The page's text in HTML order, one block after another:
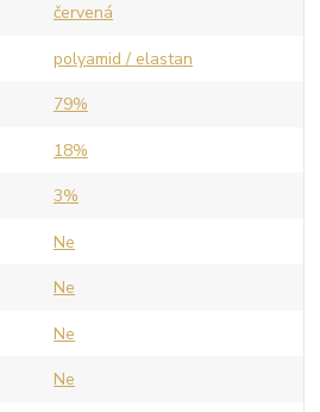
červená
polyamid / elastan
79%
18%
3%
Ne
Ne
Ne
Ne